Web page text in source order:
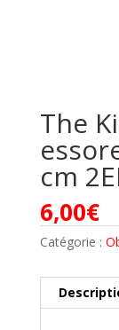
The
cm
6,00€
Catégorie :